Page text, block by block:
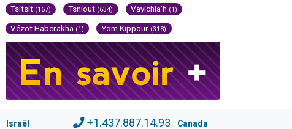
Tsitsit (167) Tsniout (634) Vayichla'h (1)
Vézot Haberakha (1) Yom Kippour (318)
Israël +1.437.887.14.93 Canada